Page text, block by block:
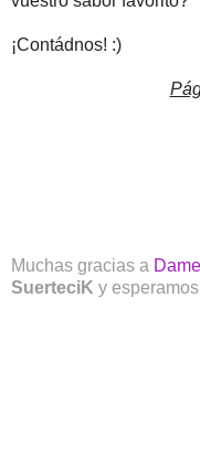
¡Contádnos! :)
Muchas gracias a Damel
SuerteciK y